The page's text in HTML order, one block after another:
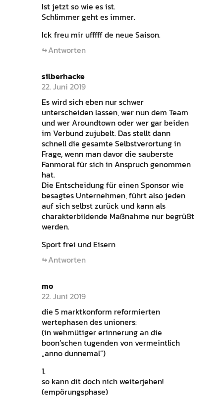
Ist jetzt so wie es ist.
Schlimmer geht es immer.
Ick freu mir ufffff de neue Saison.
Antworten
silberhacke
22. Juni 2019
Es wird sich eben nur schwer
unterscheiden lassen, wer nun dem Team
und wer Aroundtown oder wer gar beiden
im Verbund zujubelt. Das stellt dann
schnell die gesamte Selbstverortung in
Frage, wenn man davor die sauberste
Fanmoral für sich in Anspruch genommen
hat.
Die Entscheidung für einen Sponsor wie
besagtes Unternehmen, führt also jeden
auf sich selbst zurück und kann als
charakterbildende Maßnahme nur begrüßt
werden.
Sport frei und Eisern
Antworten
mo
22. Juni 2019
die 5 marktkonform reformierten
wertephasen des unioners:
(in wehmütiger erinnerung an die
boon’schen tugenden von vermeintlich
„anno dunnemal“)
1.
so kann dit doch nich weiterjehen!
(empörungsphase)